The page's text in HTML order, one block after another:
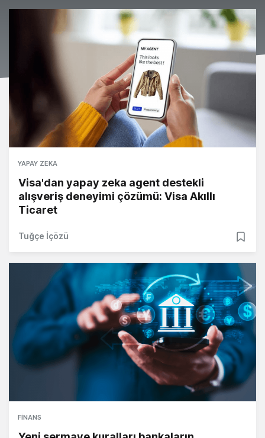
YAPAY ZEKA
Visa'dan yapay zeka agent destekli
alışveriş deneyimi çözümü: Visa Akıllı
Ticaret
Tuğçe İçözü
FINANS